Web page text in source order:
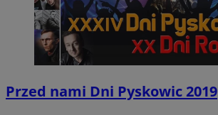
Przed nami Dni Pyskowic 2019